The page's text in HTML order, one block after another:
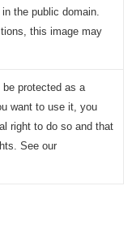
the public domain.
this image may
protected as a
want to use it, you
right to do so and that
See our